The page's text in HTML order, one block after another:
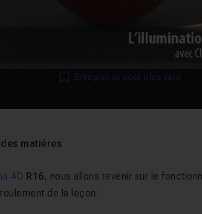
Enregistrer pour plus tard
matières
4D R16, nous allons revenir sur le
de la leçon :